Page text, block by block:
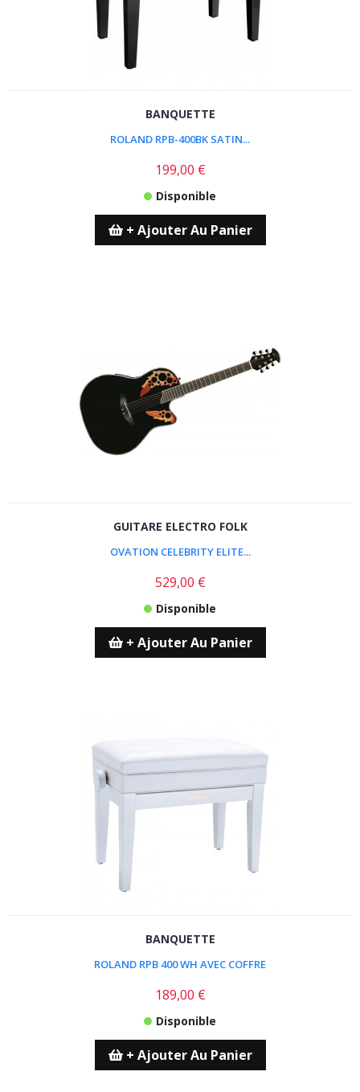
BANQUETTE
ROLAND RPB-400BK SATIN...
199,00 €
Disponible
+ Ajouter Au Panier
GUITARE ELECTRO FOLK
OVATION CELEBRITY ELITE...
529,00 €
Disponible
+ Ajouter Au Panier
BANQUETTE
ROLAND RPB 400 WH AVEC COFFRE
189,00 €
Disponible
+ Ajouter Au Panier